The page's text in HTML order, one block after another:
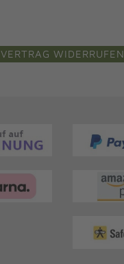
VERTRAG WIDERRUFEN